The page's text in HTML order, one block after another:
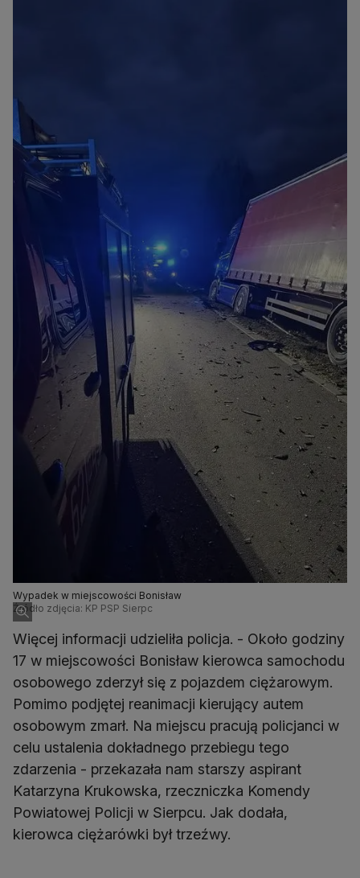
Wypadek w miejscowości Bonisław
Źródło zdjęcia: KP PSP Sierpc
Więcej informacji udzieliła policja. - Około godziny
17 w miejscowości Bonisław kierowca samochodu
osobowego zderzył się z pojazdem ciężarowym.
Pomimo podjętej reanimacji kierujący autem
osobowym zmarł. Na miejscu pracują policjanci w
celu ustalenia dokładnego przebiegu tego
zdarzenia - przekazała nam starszy aspirant
Katarzyna Krukowska, rzeczniczka Komendy
Powiatowej Policji w Sierpcu. Jak dodała,
kierowca ciężarówki był trzeźwy.